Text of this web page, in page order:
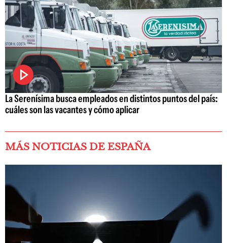
La Serenísima busca empleados en distintos puntos del país:
cuáles son las vacantes y cómo aplicar
MÁS NOTICIAS DE ESPAÑA